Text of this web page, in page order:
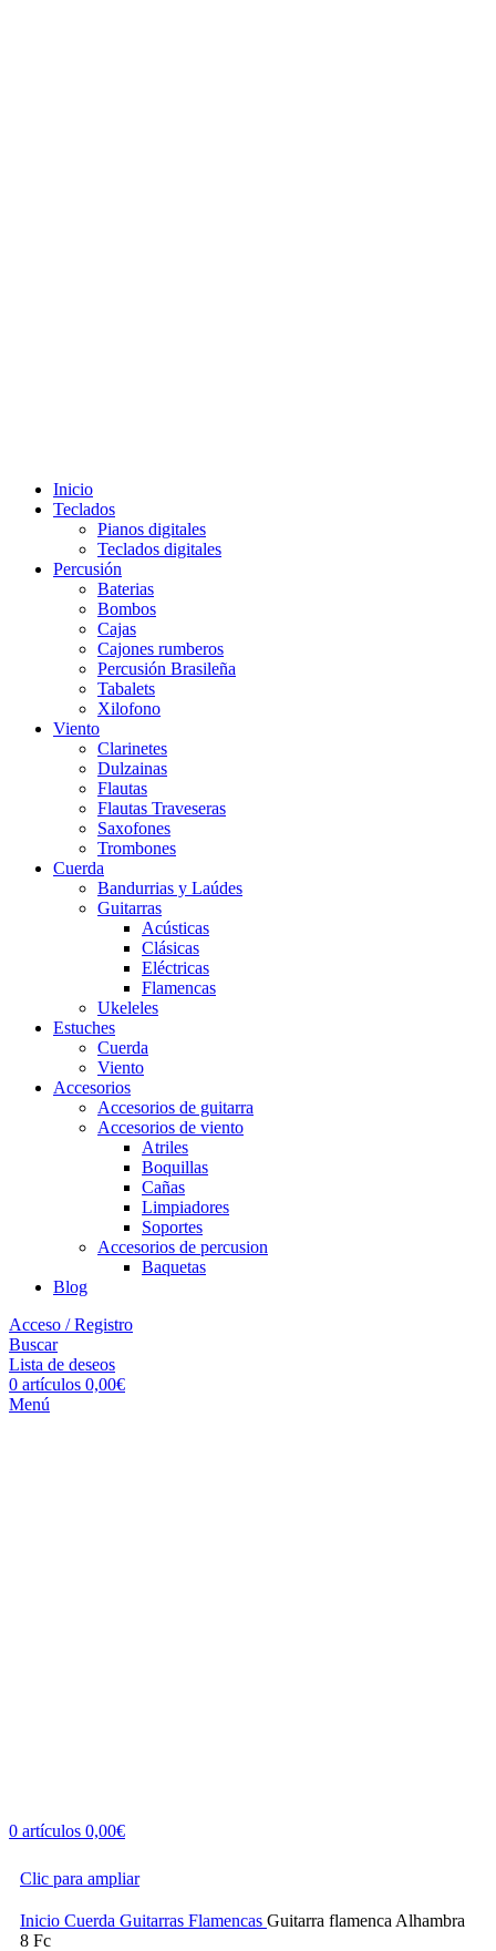
Inicio
Teclados
Pianos digitales
Teclados digitales
Percusión
Baterias
Bombos
Cajas
Cajones rumberos
Percusión Brasileña
Tabalets
Xilofono
Viento
Clarinetes
Dulzainas
Flautas
Flautas Traveseras
Saxofones
Trombones
Cuerda
Bandurrias y Laúdes
Guitarras
Acústicas
Clásicas
Eléctricas
Flamencas
Ukeleles
Estuches
Cuerda
Viento
Accesorios
Accesorios de guitarra
Accesorios de viento
Atriles
Boquillas
Cañas
Limpiadores
Soportes
Accesorios de percusion
Baquetas
Blog
Acceso / Registro
Buscar
Lista de deseos
0 artículos 0,00€
Menú
0 artículos 0,00€
Clic para ampliar
Inicio Cuerda Guitarras Flamencas Guitarra flamenca Alhambra
8 Fc